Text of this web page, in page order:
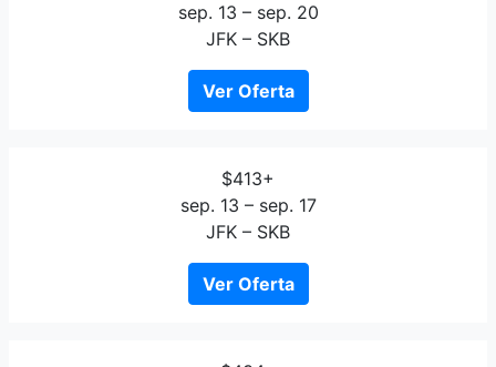
sep. 13 – sep. 20
JFK – SKB
Ver Oferta
$413+
sep. 13 – sep. 17
JFK – SKB
Ver Oferta